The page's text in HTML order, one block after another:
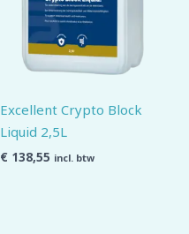
Excellent Crypto Block
Liquid 2,5L
€ 138,55 incl. btw